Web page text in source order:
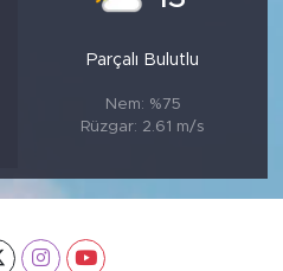
Parçalı Bulutlu
Nem: %75
Rüzgar: 2.61 m/s